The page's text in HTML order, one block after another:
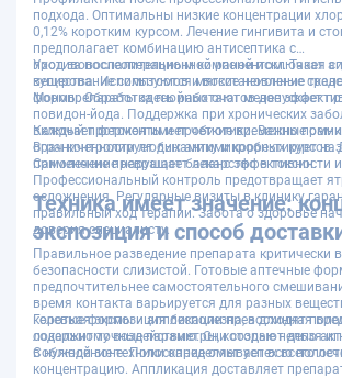
подхода. Оптимальны низкие концентрации
0,12% коротким курсом. Лечение гингивита и
предполагает комбинацию антисептика с
противовоспалительным компонентом. Такая
купирование симптомов и восстановление
Монопрепараты здесь работают менее
Уход за послеоперационной раной исключает
вещества. Используются мягкие неионные
формы. Обработка гнойных очагов допускает
повидон-йода. Поддержка при хронических
включает ферменты и пробиотики. Важно
ограниченности любых антимикробных курсов.
применение превращает лекарство в токсин.
Каждый протокол имеет четкие временные
Врач контролирует динамику и корректирует
Самолечение нарушает баланс эффективности и
Профессиональный контроль предотвращает
осложнения. Регулярные визиты в клинику
правильный ход терапии. Забота о здоровье
доверия специалисту.
Техника имеет значение:
экспозиция и способ
Правильное разведение препарата критически
безопасности слизистой. Готовые аптечные
предпочтительнее самостоятельного
время контакта варьируется для разных
короткая экспозиция бесполезна, а длинная
содержит точные параметры, которые нельзя
Соблюдение техники определяет успех всего
Гелевые формы и аппликации превосходят
локальному воздействию. Они создают депо
в нужной зоне. Полоскание омывает всю
концентрацию. Аппликация доставляет